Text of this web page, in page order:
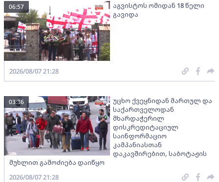
აგვისტოს ომიდან 18 წელი
გავიდა
06:57
2026/08/07 21:28
უცხო ქვეყნიდან მართულ და
საქართველოდან
მხარდაჭერილ
დისკრედიტაციულ
საინფორმაციო
კამპანიასთან
დაკავშირებით, საბოტაჟის
მუხლით გამოძიება დაიწყო
03:36
2026/08/07 21:28